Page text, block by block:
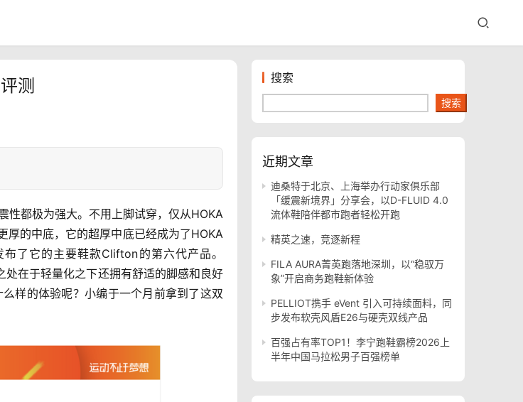
测
性都极为强大。不用上脚试穿， 仅从HOKA
厚的中底，它的超厚中底已经成为了HOKA
了它的主要鞋款Clifton的第六代产品。
在于轻量化之下还拥有舒适的脚感和良好
样的体验呢？小编于一个月前拿到了这双
搜索
搜索
近期文章
迪桑特于北京、上海举办行动家俱乐部
「缓震新境界」分享会，以D-FLUID 4.0
流体鞋陪伴都市跑者轻松开跑
精英之速，竞逐新程
FILA AURA菁英跑落地深圳，以“稳驭万
象”开启商务跑鞋新体验
PELLIOT携手 eVent 引入可持续面料，同
步发布软壳风盾E26与硬壳双线产品
百强占有率TOP1！李宁跑鞋霸榜2026上
半年中国马拉松男子百强榜单